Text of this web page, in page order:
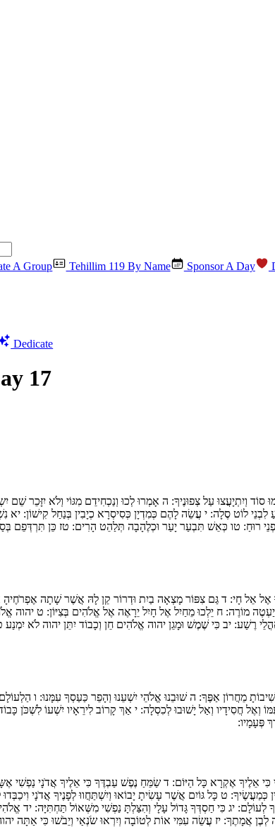
A Group Tehillim 119 By Name Sponsor A Day
Dedicate
17
סוֹד וְיִתְיָעֲצוּ עַל צְפוּנֶיךָ: ה אָמְרוּ לְכוּ וְנַכְחִידֵם מִגּוֹי וְלֹא יִזָּכֵר שֵׁם
לִבְנֵי לוֹט סֶלָה: י עֲשֵׂה לָהֶם כְּמִדְיָן כְּסִיסְרָא כְיָבִין בְּנַחַל קִישׁוֹן: יא
רוּחַ: טו כְּאֵשׁ תִּבְעַר יָעַר וּכְלֶהָבָה תְּלַהֵט הָרִים: טז כֵּן תִּרְדְּפֵם
אֶל אֵל חָי: ד גַּם צִפּוֹר מָצְאָה בַיִת וּדְרוֹר קֵן לָהּ אֲשֶׁר שָׁתָה אֶפְרֹחֶיהָ
מוֹרֶה: ח יֵלְכוּ מֵחַיִל אֶל חָיִל יֵרָאֶה אֶל אֱלֹהִים בְּצִיּוֹן: ט יהוה
רֶשַׁע: יב כִּי שֶׁמֶשׁ וּמָגֵן יהוה אֱלֹהִים חֵן וְכָבוֹד יִתֵּן יהוה לֹא
מֵחֲרוֹן אַפֶּךָ: ה שׁוּבֵנוּ אֱלֹהֵי יִשְׁעֵנוּ וְהָפֵר כַּעַסְךָ עִמָּנוּ: ו
וְאֶל חֲסִידָיו וְאַל יָשׁוּבוּ לְכִסְלָה: י אַךְ קָרוֹב לִירֵאָיו יִשְׁעוֹ לִשְׁכֹּן
פְּעָמָיו:
כִּי אֵלֶיךָ אֶקְרָא כָּל הַיּוֹם: ד שַׂמֵּחַ נֶפֶשׁ עַבְדֶּךָ כִּי אֵלֶיךָ אֲדֹנָי נַפְשִׁי
כְּמַעֲשֶׂיךָ: ט כָּל גּוֹיִם אֲשֶׁר עָשִׂיתָ יָבוֹאוּ וְיִשְׁתַּחֲווּ לְפָנֶיךָ אֲדֹנָי
לְעוֹלָם: יג כִּי חַסְדְּךָ גָּדוֹל עָלָי וְהִצַּלְתָּ נַפְשִׁי מִשְּׁאוֹל תַּחְתִּיָּה: יד
לְבֶן אֲמָתֶךָ: יז עֲשֵׂה עִמִּי אוֹת לְטוֹבָה וְיִרְאוּ שֹׂנְאַי וְיֵבֹשׁוּ כִּי אַתָּה